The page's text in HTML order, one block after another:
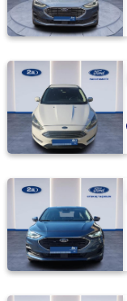
OTOMATIK
1.5 TI-
VCT
TREND
1.5
TREND-
X
1.6
AMBIENTE
1.6
Ti-VCT
Titanium
1.6
GHIA
1.6
TDCI